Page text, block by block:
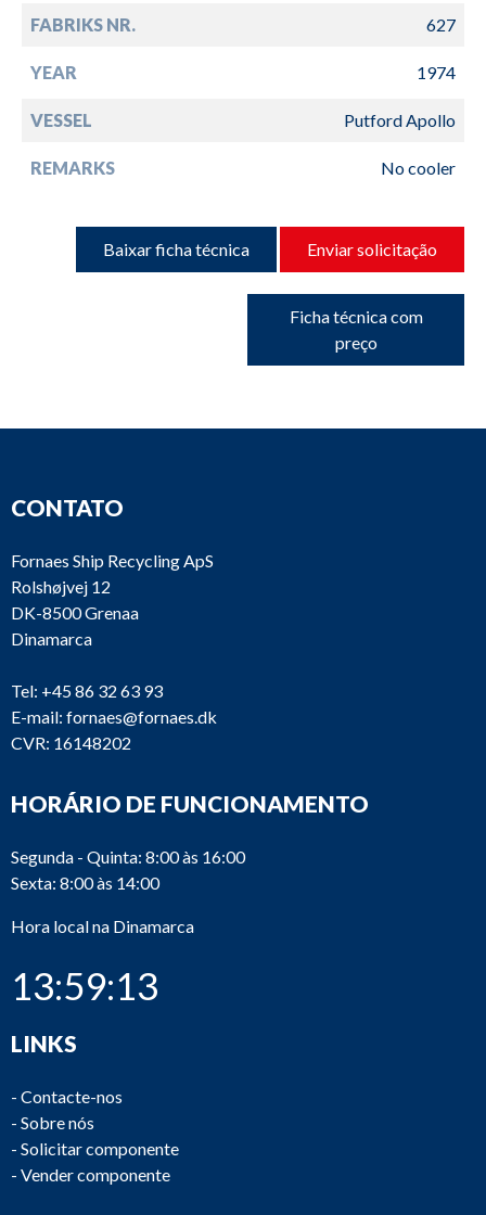
FABRIKS NR. 627
YEAR 1974
VESSEL Putford Apollo
REMARKS No cooler
Baixar ficha técnica Enviar solicitação
Ficha técnica com
preço
CONTATO
Fornaes Ship Recycling ApS
Rolshøjvej 12
DK-8500 Grenaa
Dinamarca
Tel: +45 86 32 63 93
E-mail: fornaes@fornaes.dk
CVR: 16148202
HORÁRIO DE FUNCIONAMENTO
Segunda - Quinta: 8:00 às 16:00
Sexta: 8:00 às 14:00
Hora local na Dinamarca
13:59:13
LINKS
- Contacte-nos
- Sobre nós
- Solicitar componente
- Vender componente